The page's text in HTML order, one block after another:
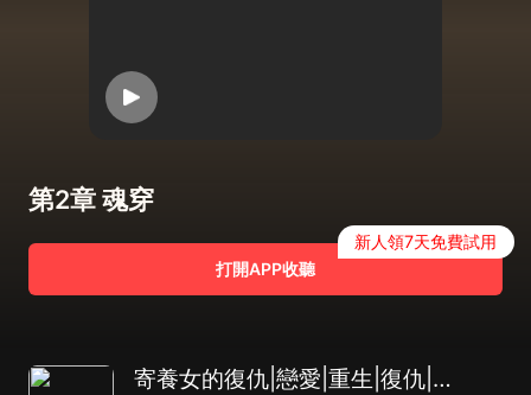
第2章 魂穿
打開APP收聽
新人領7天免費試用
寄養女的復仇|戀愛|重生|復仇|AI多播